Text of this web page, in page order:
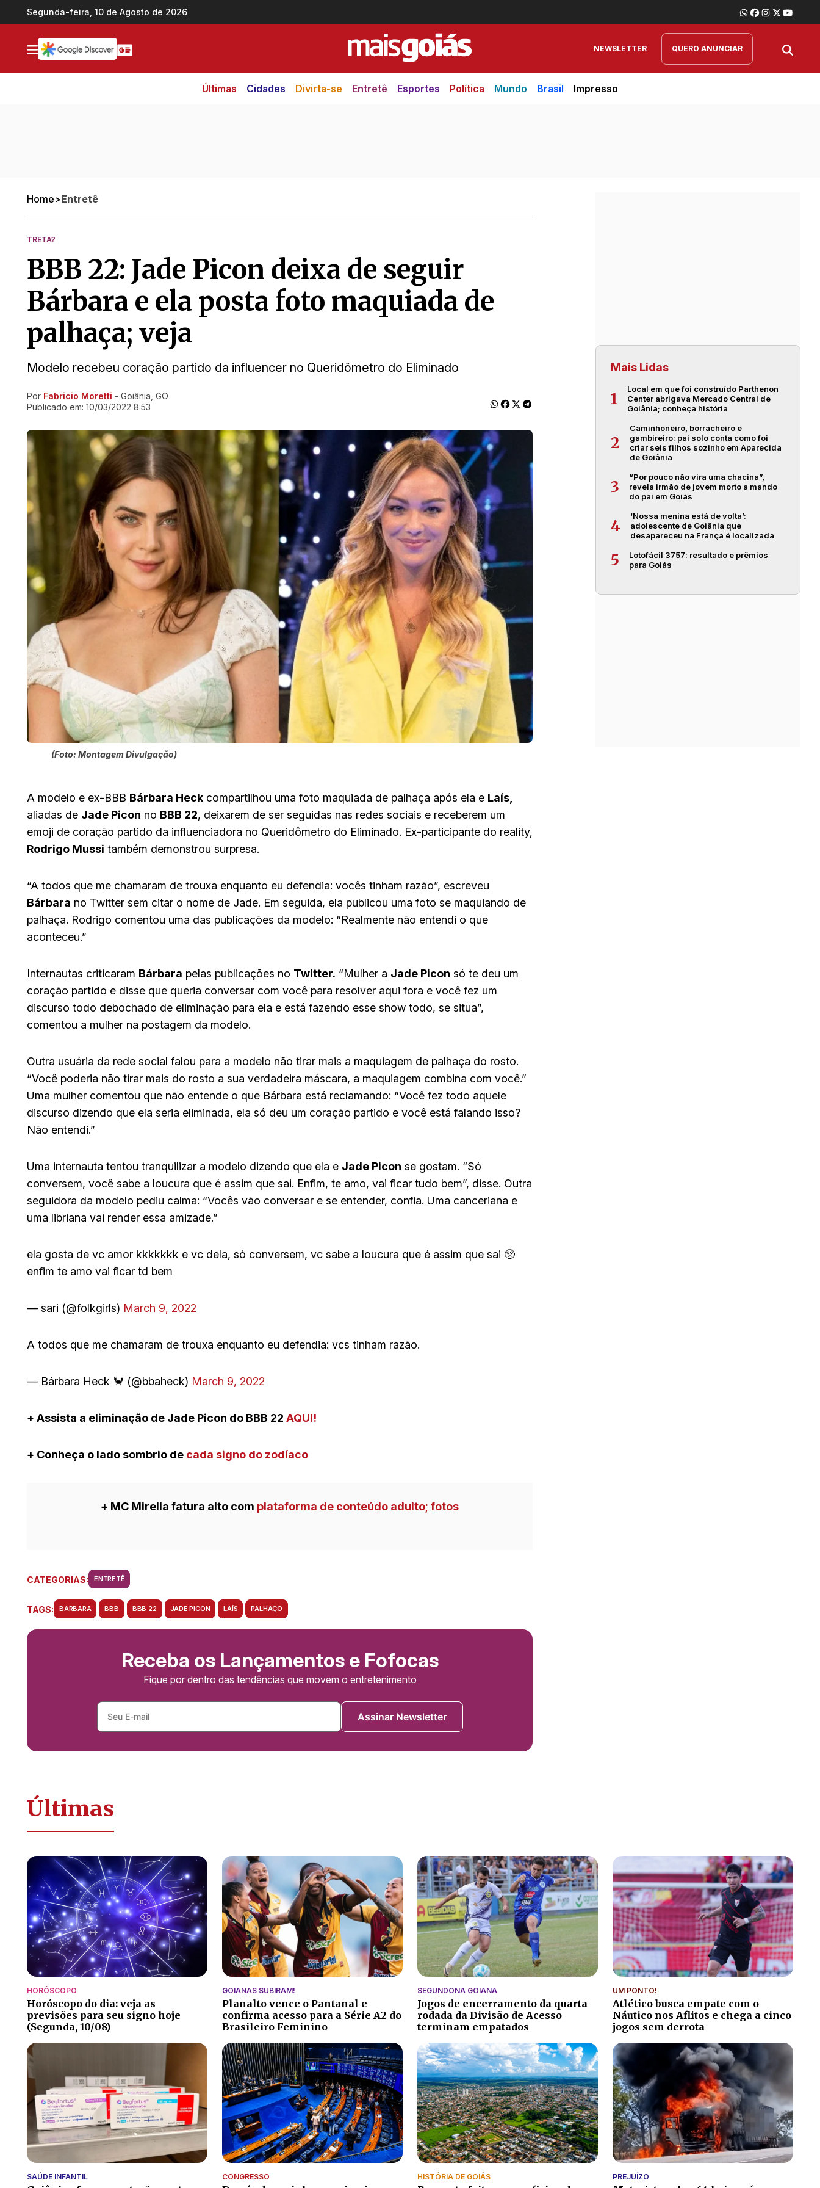
Ir direto pro conteúdo
Segunda-feira, 10 de Agosto de 2026
NEWSLETTER QUERO ANUNCIAR
Últimas Cidades Divirta-se Entretê Esportes Política Mundo Brasil Impresso
Home>Entretê
TRETA?
BBB 22: Jade Picon deixa de seguir
Bárbara e ela posta foto maquiada de
palhaça; veja
Modelo recebeu coração partido da influencer no Queridômetro do Eliminado
Ir direto pra matéria
Por Fabricio Moretti - Goiânia, GO
Publicado em: 10/03/2022 8:53
(Foto: Montagem Divulgação)
​A modelo e ex-BBB Bárbara Heck compartilhou uma foto maquiada de palhaça após ela e Laís,
aliadas de Jade Picon no BBB 22, deixarem de ser seguidas nas redes sociais e receberem um
emoji de coração partido da influenciadora no Queridômetro do Eliminado. Ex-participante do reality,
Rodrigo Mussi também demonstrou surpresa.
“A todos que me chamaram de trouxa enquanto eu defendia: vocês tinham razão”, escreveu
Bárbara no Twitter sem citar o nome de Jade. Em seguida, ela publicou uma foto se maquiando de
palhaça. Rodrigo comentou uma das publicações da modelo: “Realmente não entendi o que
aconteceu.”
Internautas criticaram Bárbara pelas publicações no Twitter. “Mulher a Jade Picon só te deu um
coração partido e disse que queria conversar com você para resolver aqui fora e você fez um
discurso todo debochado de eliminação para ela e está fazendo esse show todo, se situa”,
comentou a mulher na postagem da modelo.
Outra usuária da rede social falou para a modelo não tirar mais a maquiagem de palhaça do rosto.
“Você poderia não tirar mais do rosto a sua verdadeira máscara, a maquiagem combina com você.”
Uma mulher comentou que não entende o que Bárbara está reclamando: “Você fez todo aquele
discurso dizendo que ela seria eliminada, ela só deu um coração partido e você está falando isso?
Não entendi.”
Uma internauta tentou tranquilizar a modelo dizendo que ela e Jade Picon se gostam. “Só
conversem, você sabe a loucura que é assim que sai. Enfim, te amo, vai ficar tudo bem”, disse. Outra
seguidora da modelo pediu calma: “Vocês vão conversar e se entender, confia. Uma canceriana e
uma libriana vai render essa amizade.”
ela gosta de vc amor kkkkkkk e vc dela, só conversem, vc sabe a loucura que é assim que sai 🥺
enfim te amo vai ficar td bem
— sari (@folkgirls) March 9, 2022
A todos que me chamaram de trouxa enquanto eu defendia: vcs tinham razão.
— Bárbara Heck 🦀 (@bbaheck) March 9, 2022
+ Assista a eliminação de Jade Picon do BBB 22 AQUI!
+ Conheça o lado sombrio de cada signo do zodíaco
+ MC Mirella fatura alto com plataforma de conteúdo adulto; fotos
CATEGORIAS: ENTRETÊ
TAGS: BARBARA BBB BBB 22 JADE PICON LAÍS PALHAÇO
Receba os Lançamentos e Fofocas
Fique por dentro das tendências que movem o entretenimento
Assinar Newsletter
Mais Lidas
1
Local em que foi construído Parthenon
Center abrigava Mercado Central de
Goiânia; conheça história
2
Caminhoneiro, borracheiro e
gambireiro: pai solo conta como foi
criar seis filhos sozinho em Aparecida
de Goiânia
3
“Por pouco não vira uma chacina”,
revela irmão de jovem morto a mando
do pai em Goiás
4
‘Nossa menina está de volta’:
adolescente de Goiânia que
desapareceu na França é localizada
5
Lotofácil 3757: resultado e prêmios
para Goiás
Últimas
HORÓSCOPO
Horóscopo do dia: veja as
previsões para seu signo hoje
(Segunda, 10/08)
GOIANAS SUBIRAM!
Planalto vence o Pantanal e
confirma acesso para a Série A2 do
Brasileiro Feminino
SEGUNDONA GOIANA
Jogos de encerramento da quarta
rodada da Divisão de Acesso
terminam empatados
UM PONTO!
Atlético busca empate com o
Náutico nos Aflitos e chega a cinco
jogos sem derrota
SAÚDE INFANTIL CONGRESSO HISTÓRIA DE GOIÁS PREJUÍZO